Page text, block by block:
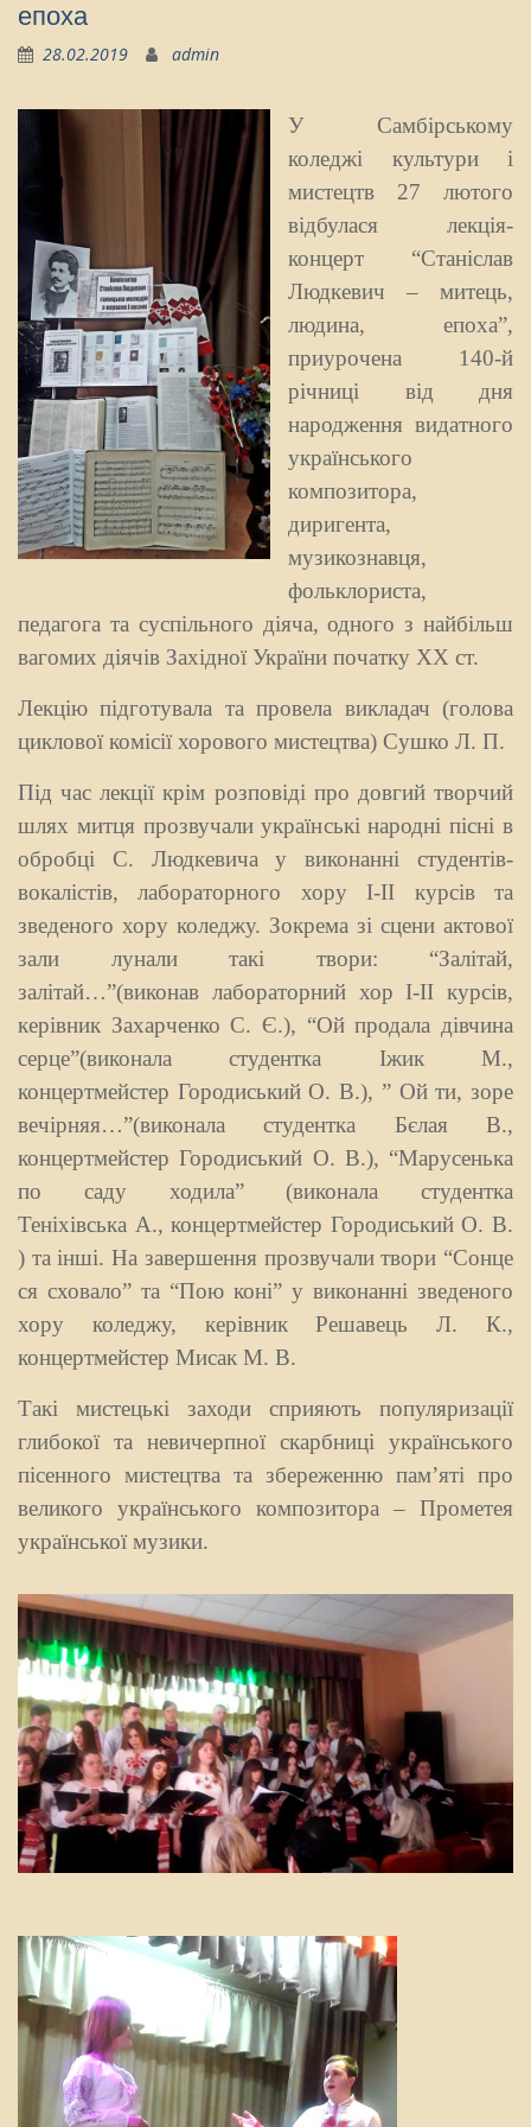
епоха
28.02.2019 admin
У Самбірському
коледжі культури і
мистецтв 27 лютого
відбулася лекція-
концерт “Станіслав
Людкевич – митець,
людина, епоха”,
приурочена 140-й
річниці від дня
народження видатного
українського
композитора,
диригента,
музикознавця,
фольклориста,
педагога та суспільного діяча, одного з найбільш
вагомих діячів Західної України початку ХХ ст.
Лекцію підготувала та провела викладач (голова
циклової комісії хорового мистецтва) Сушко Л. П.
Під час лекції крім розповіді про довгий творчий
шлях митця прозвучали українські народні пісні в
обробці С. Людкевича у виконанні студентів-
вокалістів, лабораторного хору І-ІІ курсів та
зведеного хору коледжу. Зокрема зі сцени актової
зали лунали такі твори: “Залітай,
залітай…”(виконав лабораторний хор І-ІІ курсів,
керівник Захарченко С. Є.), “Ой продала дівчина
серце”(виконала студентка Іжик М.,
концертмейстер Городиський О. В.), ” Ой ти, зоре
вечірняя…”(виконала студентка Бєлая В.,
концертмейстер Городиський О. В.), “Марусенька
по саду ходила” (виконала студентка
Теніхівська А., концертмейстер Городиський О. В.
) та інші. На завершення прозвучали твори “Сонце
ся сховало” та “Пою коні” у виконанні зведеного
хору коледжу, керівник Решавець Л. К.,
концертмейстер Мисак М. В.
Такі мистецькі заходи сприяють популяризації
глибокої та невичерпної скарбниці українського
пісенного мистецтва та збереженню пам’яті про
великого українського композитора – Прометея
української музики.